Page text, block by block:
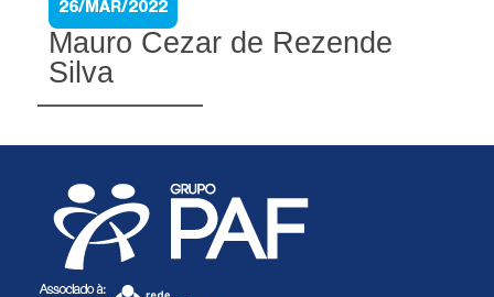
26/MAR/2022
Mauro Cezar de Rezende
Silva